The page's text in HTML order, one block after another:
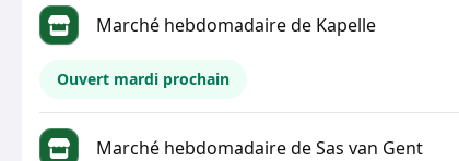
Marché hebdomadaire de Kapelle
Ouvert mardi prochain
Marché hebdomadaire de Sas van Gent